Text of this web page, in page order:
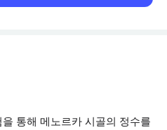
통해 메노르카 시골의 정수를